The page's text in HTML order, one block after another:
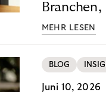
Branchen,
MEHR LESEN
BLOG
Juni 10, 2026